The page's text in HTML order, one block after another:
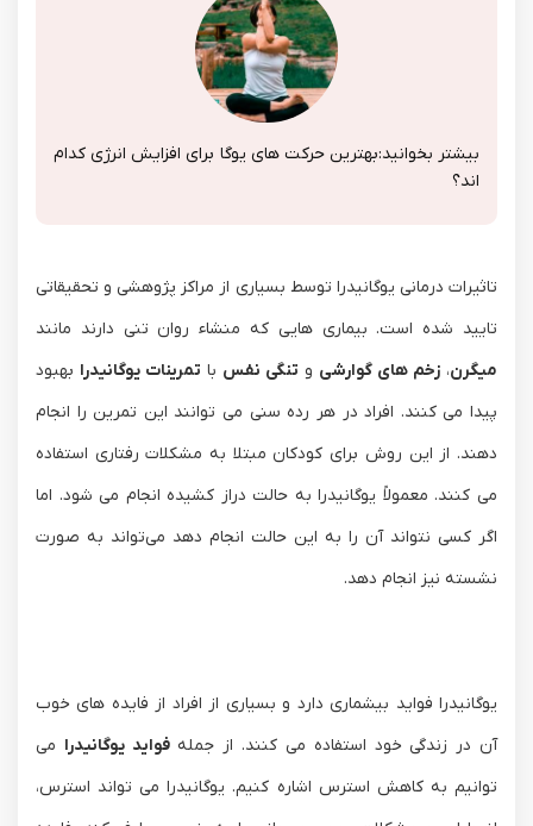
بیشتر بخوانید:بهترین حرکت های یوگا برای افزایش انرژی کدام
اند؟
تاثیرات درمانی یوگانیدرا توسط بسیاری از مراکز پژوهشی و تحقیقاتی
تایید شده است. بیماری هایی که منشاء روان تنی دارند مانند
میگرن، زخم های گوارشی و تنگی نفس با تمرینات یوگانیدرا بهبود
پیدا می کنند. افراد در هر رده سنی می توانند این تمرین را انجام
دهند. از این روش برای کودکان مبتلا به مشکلات رفتاری استفاده
می کنند. معمولاً یوگانیدرا به حالت دراز کشیده انجام می شود. اما
اگر کسی نتواند آن را به این حالت انجام دهد می‌تواند به صورت
نشسته نیز انجام دهد.
یوگانیدرا فواید بیشماری دارد و بسیاری از افراد از فایده های خوب
آن در زندگی خود استفاده می کنند. از جملهفواید یوگانیدرا می
توانیم به کاهش استرس اشاره کنیم. یوگانیدرا می تواند استرس،